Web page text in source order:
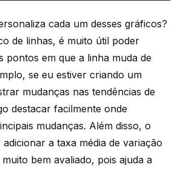
cada um desses gráficos?
de linhas, é muito útil poder
pontos em que a linha muda de
se eu estiver criando um
mudanças nas tendências de
destacar facilmente onde
mudanças. Além disso, o
a taxa média de variação
bem avaliado, pois ajuda a